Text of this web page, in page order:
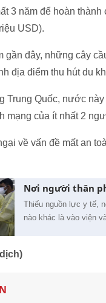
3 năm để hoàn
USD).
gần đây, những cây
địa điểm thu hút du
Trung Quốc, nước
mạng của ít nhất 2
về vấn đề mất an
Nơi người thân
Thiếu nguồn lực y tế,
nào khác là vào viện